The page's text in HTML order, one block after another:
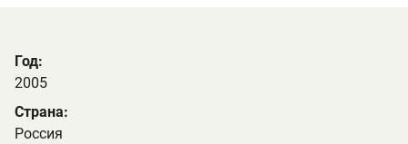
Год:
2005
Страна:
Россия